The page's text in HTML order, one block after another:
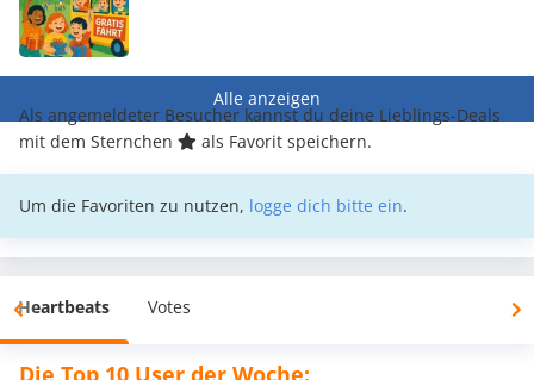
Alle anzeigen
Als angemeldeter Besucher kannst du deine Lieblings-Deals
mit dem Sternchen
als Favorit speichern.
Um die Favoriten zu nutzen, logge dich bitte ein.
Heartbeats Votes
Die Top 10 User der Woche: